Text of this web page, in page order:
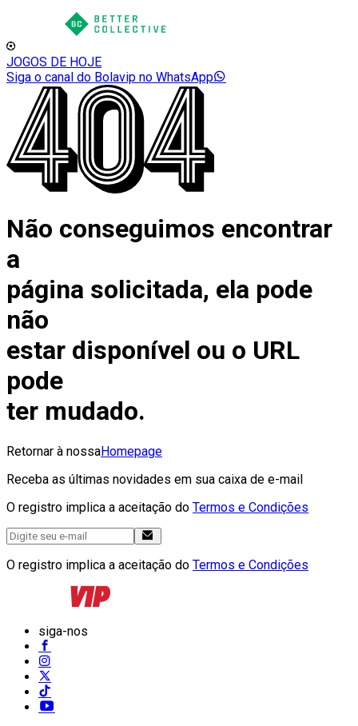
JOGOS DE HOJE
Siga o canal do Bolavip no WhatsApp
Não conseguimos encontrar
a
página solicitada, ela pode
não
estar disponível ou o URL
pode
ter mudado.
Retornar à nossaHomepage
Receba as últimas novidades em sua caixa de e-mail
O registro implica a aceitação do Termos e Condições
O registro implica a aceitação do Termos e Condições
siga-nos